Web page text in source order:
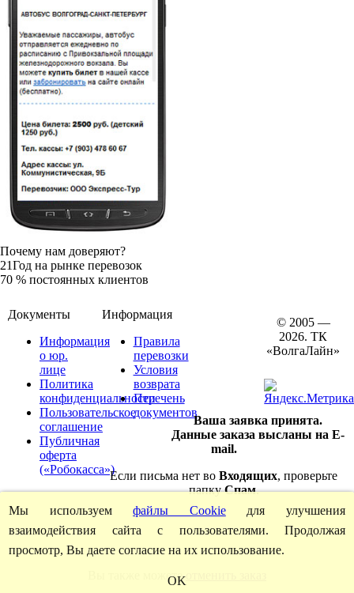
Почему нам доверяют?
21Год на рынке перевозок
70 % постоянных клиентов
Документы
Информация
о юр.
лице
Политика
конфиденциальности
Пользовательское
соглашение
Публичная
оферта
(«Робокасса»)
Информация
Правила
перевозки
Условия
возврата
Перечень
документов
© 2005 —
2026. ТК
«ВолгаЛайн»
Ваша заявка принята.
Данные заказа высланы на E-
mail.
Если письма нет воВходящих, проверьте
папкуСпам.
Вы также можете
Мы используемфайлы Cookieдля улучшения
взаимодействия сайта с пользователями. Продолжая
просмотр, Вы даете согласие на их использование.
OK